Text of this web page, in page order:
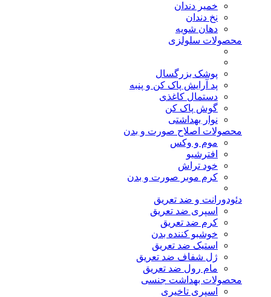
خمیر دندان
نخ دندان
دهان شویه
محصولات سلولزی
پوشک بزرگسال
پد آرایش پاک کن و پنبه
دستمال کاغذی
گوش پاک کن
نوار بهداشتی
محصولات اصلاح صورت و بدن
موم و وکس
افترشیو
خود تراش
کرم موبر صورت و بدن
دئودورانت و ضد تعریق
اسپری ضد تعریق
کرم ضد تعریق
خوشبو کننده بدن
استیک ضد تعریق
ژل شفاف ضد تعریق
مام رول ضد تعریق
محصولات بهداشت جنسی
اسپری تاخیری